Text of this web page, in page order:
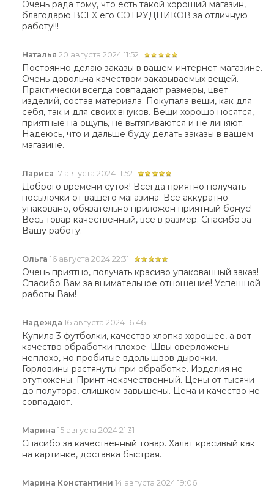
Очень рада тому, что есть такой хороший магазин,
благодарю ВСЕХ его СОТРУДНИКОВ за отличную
работу!!!
Наталья 20 августа 2024 11:52
Постоянно делаю заказы в вашем интернет-магазине.
Очень довольна качеством заказываемых вещей.
Практически всегда совпадают размеры, цвет
изделий, состав материала. Покупала вещи, как для
себя, так и для своих внуков. Вещи хорошо носятся,
приятные на ощупь, не вытягиваются и не линяют.
Надеюсь, что и дальше буду делать заказы в вашем
магазине.
Лариса 17 августа 2024 11:52
Доброго времени суток! Всегда приятно получать
посылочки от вашего магазина. Всё аккуратно
упаковано, обязательно приложен приятный бонус!
Весь товар качественный, всё в размер. Спасибо за
Вашу работу.
Ольга 16 августа 2024 22:31
Очень приятно, получать красиво упакованный заказ!
Спасибо Вам за внимательное отношение! Успешной
работы Вам!
Надежда 16 августа 2024 16:46
Купила 3 футболки, качество хлопка хорошее, а вот
качество обработки плохое. Швы оверложены
неплохо, но пробитые вдоль швов дырочки.
Горловины растянуты при обработке. Изделия не
отутюжены. Принт некачественный. Цены от тысячи
до полутора, слишком завышены. Цена и качество не
совпадают.
Марина 15 августа 2024 21:31
Спасибо за качественный товар. Халат красивый как
на картинке, доставка быстрая.
Марина Константини 14 августа 2024 19:06